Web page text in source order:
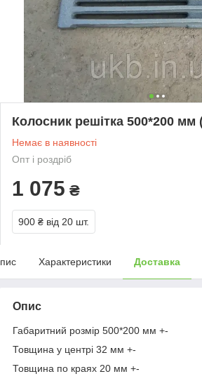
Колосник решітка 500*200 мм
Немає в наявності
Опт і роздріб
1 075 ₴
900 ₴ від 20 шт.
Характеристики Доставка
Опис
Габаритний розмір 500*200 мм +-
Товщина у центрі 32 мм +-
Товщина по краях 20 мм +-